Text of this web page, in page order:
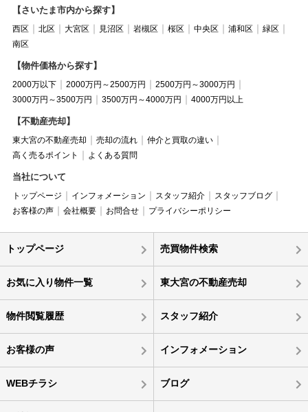
【さいたま市内から探す】
西区 北区 大宮区 見沼区 岩槻区 桜区 中央区 浦和区
緑区
南区
【物件価格から探す】
2000万以下 2000万円～2500万円
2500万円～3000万円
3000万円～3500万円
3500万円～4000万円 4000万円以上
【不動産売却】
東大宮の不動産売却 売却の流れ
仲介と買取の違い
高く売るポイント
よくある質問
当社について
トップページ インフォメーション スタッフ紹介
スタッフブログ
お客様の声
会社概要 お問合せ プライバシーポリシー
トップページ 売買物件検索
お気に入り物件一覧 東大宮の不動産売却
物件閲覧履歴 スタッフ紹介
お客様の声 インフォメーション
WEBチラシ ブログ